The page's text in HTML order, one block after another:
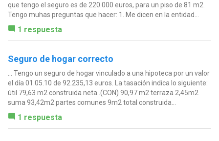
que tengo el seguro es de 220.000 euros, para un piso de 81 m2.
Tengo muhas preguntas que hacer: 1. Me dicen en la entidad...
1 respuesta
Seguro de hogar correcto
... Tengo un seguro de hogar vinculado a una hipoteca por un valor
el día 01.05.10 de 92.235,13 euros. La tasación indica lo siguiente:
útil 79,63 m2 construida neta..(CON) 90,97 m2 terraza 2,45m2
suma 93,42m2 partes comunes 9m2 total construida...
1 respuesta